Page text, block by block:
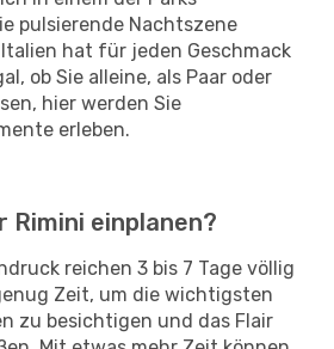
pulsierende Nachtszene
hat für jeden Geschmack
ob Sie alleine, als Paar oder
hier werden Sie
erleben.
Rimini einplanen?
reichen 3 bis 7 Tage völlig
Zeit, um die wichtigsten
zu besichtigen und das Flair